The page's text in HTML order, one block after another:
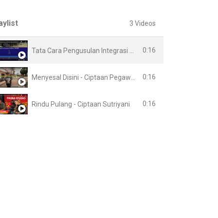
3 Videos
0:16
0:16
Rindu Pulang - Ciptaan Sutriyani 0:16